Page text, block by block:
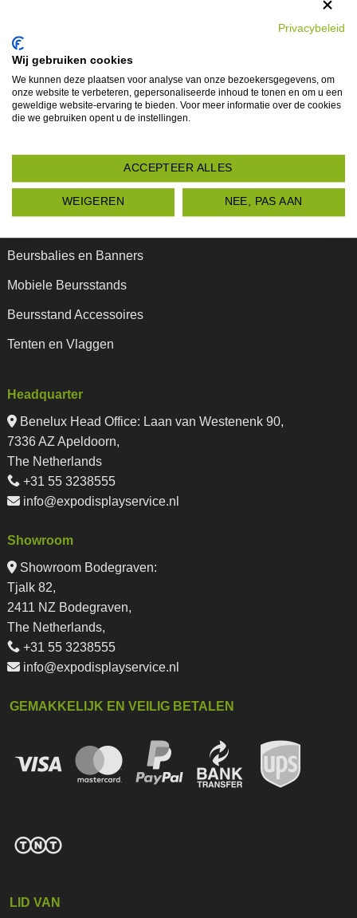
Blog
Expo Team
Leveringsvoorwaarden
Data protectie
Product Categorieën
Beursbalies en Banners
Mobiele Beursstands
Beursstand Accessoires
Tenten en Vlaggen
Headquarter
Benelux Head Office: Laan van Westenenk 90,
7336 AZ Apeldoorn,
The Netherlands
+31 55 3238555
info@expodisplayservice.nl
Showroom
Showroom Bodegraven:
Tjalk 82,
2411 NZ Bodegraven,
The Netherlands,
+31 55 3238555
info@expodisplayservice.nl
GEMAKKELIJK EN VEILIG BETALEN
LID VAN
Privacybeleid
Wij gebruiken cookies
We kunnen deze plaatsen voor analyse van onze bezoekersgegevens, om
onze website te verbeteren, gepersonaliseerde inhoud te tonen en om u een
geweldige website-ervaring te bieden. Voor meer informatie over de cookies
die we gebruiken opent u de instellingen.
ACCEPTEER ALLES
WEIGEREN NEE, PAS AAN